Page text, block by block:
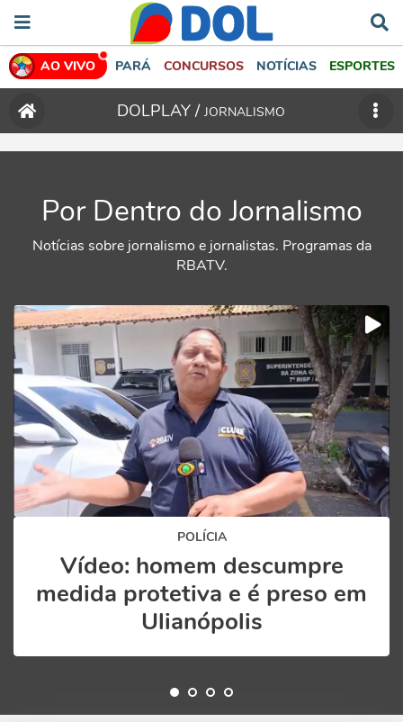
AO VIVO PARÁ CONCURSOS NOTÍCIAS ESPORTES
DOLPLAY /JORNALISMO
Por Dentro do Jornalismo
Notícias sobre jornalismo e jornalistas. Programas da
RBATV.
POLÍCIA
Vídeo: homem descumpre
medida protetiva e é preso em
Ulianópolis